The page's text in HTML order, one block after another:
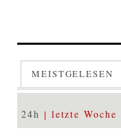
MEISTGELESEN
24h letzte Woche